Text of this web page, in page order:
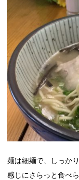
麺は細麺で、しっか
感じにさらっと食べら